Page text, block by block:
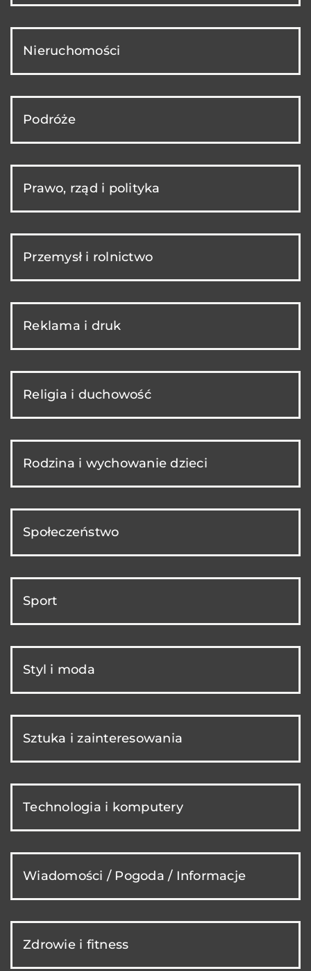
Nieruchomości
Podróże
Prawo, rząd i polityka
Przemysł i rolnictwo
Reklama i druk
Religia i duchowość
Rodzina i wychowanie dzieci
Społeczeństwo
Sport
Styl i moda
Sztuka i zainteresowania
Technologia i komputery
Wiadomości / Pogoda / Informacje
Zdrowie i fitness